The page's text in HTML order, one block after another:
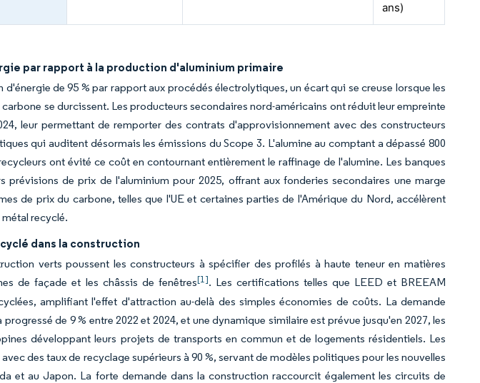
ans)
par rapport à la production d'aluminium primaire
de 95 % par rapport aux procédés électrolytiques, un écart qui se creuse lorsque les
se durcissent. Les producteurs secondaires nord-américains ont réduit leur empreinte
leur permettant de remporter des contrats d'approvisionnement avec des constructeurs
qui auditent désormais les émissions du Scope 3. L'alumine au comptant a dépassé 800
ont évité ce coût en contournant entièrement le raffinage de l'alumine. Les banques
prévisions de prix de l'aluminium pour 2025, offrant aux fonderies secondaires une marge
de prix du carbone, telles que l'UE et certaines parties de l'Amérique du Nord, accélèrent
recyclé.
dans la construction
verts poussent les constructeurs à spécifier des profilés à haute teneur en matières
de façade et les châssis de fenêtres[1]. Les certifications telles que LEED et BREEAM
amplifiant l'effet d'attraction au-delà des simples économies de coûts. La demande
de 9 % entre 2022 et 2024, et une dynamique similaire est prévue jusqu'en 2027, les
développant leurs projets de transports en commun et de logements résidentiels. Les
des taux de recyclage supérieurs à 90 %, servant de modèles politiques pour les nouvelles
et au Japon. La forte demande dans la construction raccourcit également les circuits de